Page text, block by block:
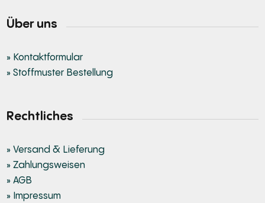
Über uns
» Kontaktformular
» Stoffmuster Bestellung
Rechtliches
» Versand & Lieferung
» Zahlungsweisen
» AGB
» Impressum